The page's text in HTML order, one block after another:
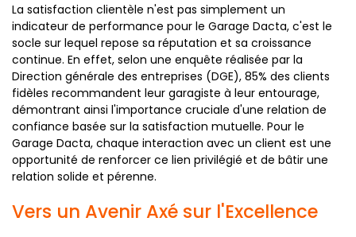
La satisfaction clientèle n'est pas simplement un
indicateur de performance pour le Garage Dacta, c'est le
socle sur lequel repose sa réputation et sa croissance
continue. En effet, selon une enquête réalisée par la
Direction générale des entreprises (DGE), 85% des clients
fidèles recommandent leur garagiste à leur entourage,
démontrant ainsi l'importance cruciale d'une relation de
confiance basée sur la satisfaction mutuelle. Pour le
Garage Dacta, chaque interaction avec un client est une
opportunité de renforcer ce lien privilégié et de bâtir une
relation solide et pérenne.
Vers un Avenir Axé sur l'Excellence